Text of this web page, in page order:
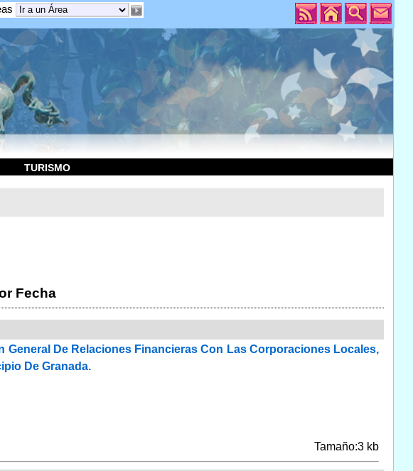
TURISMO
Fecha
General De Relaciones Financieras Con Las Corporaciones Locales,
De Granada.
Tamaño:3 kb